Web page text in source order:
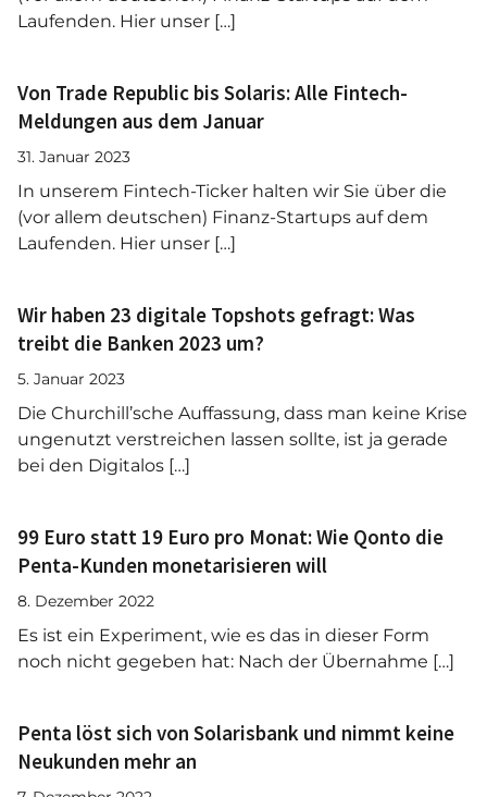
Laufenden. Hier unser […]
Von Trade Republic bis Solaris: Alle Fintech-
Meldungen aus dem Januar
31. Januar 2023
In unserem Fintech-Ticker halten wir Sie über die
(vor allem deutschen) Finanz-Startups auf dem
Laufenden. Hier unser […]
Wir haben 23 digitale Topshots gefragt: Was
treibt die Banken 2023 um?
5. Januar 2023
Die Churchill’sche Auffassung, dass man keine Krise
ungenutzt verstreichen lassen sollte, ist ja gerade
bei den Digitalos […]
99 Euro statt 19 Euro pro Monat: Wie Qonto die
Penta-Kunden monetarisieren will
8. Dezember 2022
Es ist ein Experiment, wie es das in dieser Form
noch nicht gegeben hat: Nach der Übernahme […]
Penta löst sich von Solarisbank und nimmt keine
Neukunden mehr an